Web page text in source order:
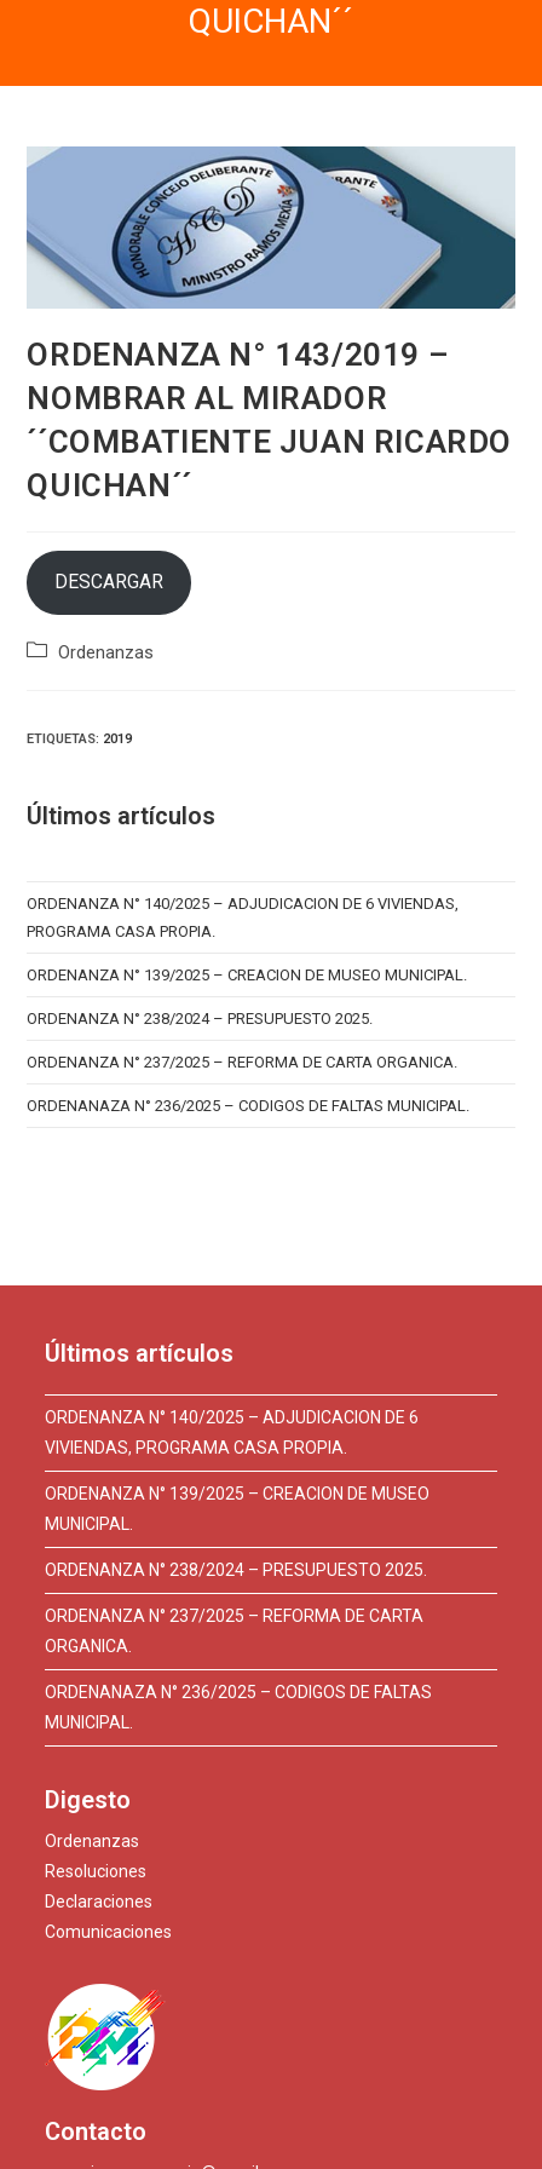
QUICHAN´´
ORDENANZA N° 143/2019 –
NOMBRAR AL MIRADOR
´´COMBATIENTE JUAN RICARDO
QUICHAN´´
DESCARGAR
Categoría
Ordenanzas
ETIQUETAS: 2019
Últimos artículos
ORDENANZA N° 140/2025 – ADJUDICACION DE 6 VIVIENDAS,
PROGRAMA CASA PROPIA.
ORDENANZA N° 139/2025 – CREACION DE MUSEO MUNICIPAL.
ORDENANZA N° 238/2024 – PRESUPUESTO 2025.
ORDENANZA N° 237/2025 – REFORMA DE CARTA ORGANICA.
ORDENANAZA N° 236/2025 – CODIGOS DE FALTAS MUNICIPAL.
Últimos artículos
ORDENANZA N° 140/2025 – ADJUDICACION DE 6
VIVIENDAS, PROGRAMA CASA PROPIA.
ORDENANZA N° 139/2025 – CREACION DE MUSEO
MUNICIPAL.
ORDENANZA N° 238/2024 – PRESUPUESTO 2025.
ORDENANZA N° 237/2025 – REFORMA DE CARTA
ORGANICA.
ORDENANAZA N° 236/2025 – CODIGOS DE FALTAS
MUNICIPAL.
Digesto
Ordenanzas
Resoluciones
Declaraciones
Comunicaciones
Contacto